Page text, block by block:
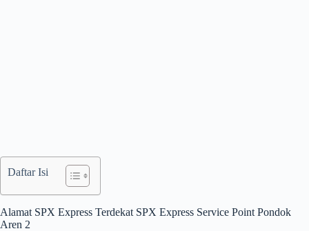
Daftar Isi
Alamat SPX Express Terdekat SPX Express Service Point Pondok
Aren 2